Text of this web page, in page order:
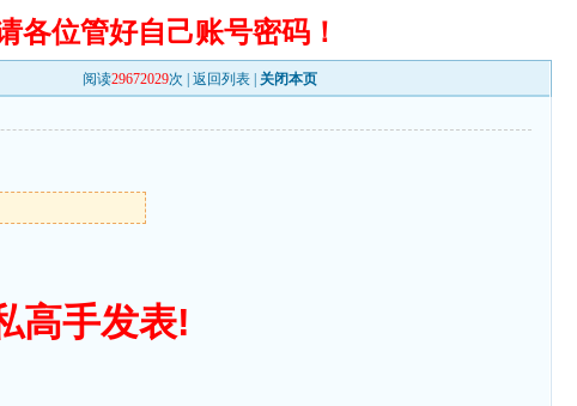
位管好自己账号密码！
阅读29672029次 |返回列表 关闭本页
高手发表!